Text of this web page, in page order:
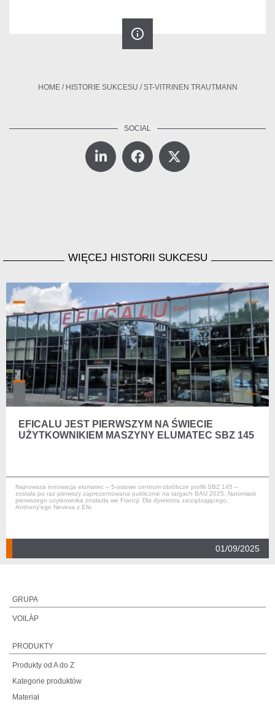
info_outline
HOME/ HISTORIE SUKCESU /ST-VITRINEN TRAUTMANN
WIĘCEJ HISTORII SUKCESU
EFICALU JEST PIERWSZYM NA ŚWIECIE
UŻYTKOWNIKIEM MASZYNY ELUMATEC SBZ 145
Najnowsza innowacja elumatec – 5-osiowe centrum obróbcze profili SBZ 145 –
została po raz pierwszy zaprezentowana publicznie na targach BAU 2025. Natomiast
pierwszego użytkownika znalazła we Francji. Dla dyrektora zarządzającego,
Anthony'ego Nevesa z Efic
01/09/2025
GRUPA
VOILÀP
PRODUKTY
Produkty od A do Z
Kategorie produktów
Materiał